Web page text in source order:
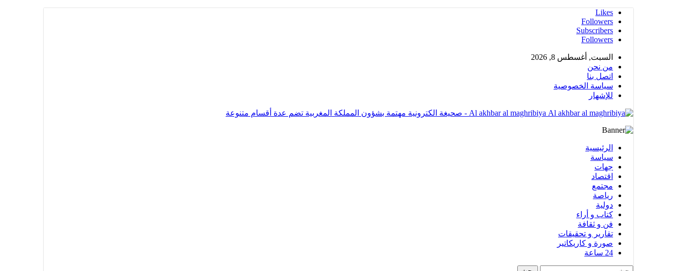
Likes
Followers
Subscribers
Followers
السبت, أغسطس 8, 2026
من نحن
اتصل بنا
سياسة الخصوصية
للإشهار
Al akhbar al maghribiya - صحيغة الكترونية مهتمة بشؤون المملكة المغربية تضم عدة أقسام متنوعة
الرئيسية
سياسة
جهات
اقتصاد
مجتمع
رياصة
دولية
كتاب و أراء
فن و ثقافة
تقارير و تحقيقات
صورة و كاريكاتير
24 ساعة